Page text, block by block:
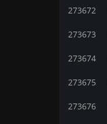
273672
273673
273674
273675
273676